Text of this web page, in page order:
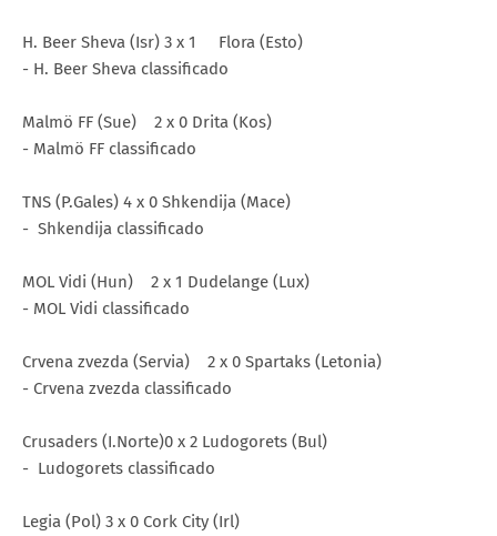
H. Beer Sheva (Isr) 3 x 1 Flora (Esto)
- H. Beer Sheva classificado
Malmö FF (Sue) 2 x 0 Drita (Kos)
- Malmö FF classificado
TNS (P.Gales) 4 x 0 Shkendija (Mace)
- Shkendija classificado
MOL Vidi (Hun) 2 x 1 Dudelange (Lux)
- MOL Vidi classificado
Crvena zvezda (Servia) 2 x 0 Spartaks (Letonia)
- Crvena zvezda classificado
Crusaders (I.Norte)0 x 2 Ludogorets (Bul)
- Ludogorets classificado
Legia (Pol) 3 x 0 Cork City (Irl)